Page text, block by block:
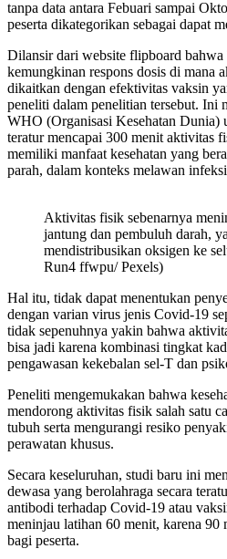
tanpa data antara Febuari sampai
peserta dikategorikan sebagai dapat
Dilansir dari website flipboard
kemungkinan respons dosis di mana
dikaitkan dengan efektivitas vaksin
peneliti dalam penelitian tersebut. Ini
WHO (Organisasi Kesehatan Dunia)
teratur mencapai 300 menit aktivitas
memiliki manfaat kesehatan yang
parah, dalam konteks melawan
Aktivitas fisik sebenarnya
jantung dan pembuluh darah,
mendistribusikan oksigen ke
Run4 ffwpu/ Pexels)
Hal itu, tidak dapat menentukan
dengan varian virus jenis Covid-19
tidak sepenuhnya yakin bahwa
bisa jadi karena kombinasi tingkat
pengawasan kekebalan sel-T dan
Peneliti mengemukakan bahwa
mendorong aktivitas fisik salah satu
tubuh serta mengurangi resiko
perawatan khusus.
Secara keseluruhan, studi baru ini
dewasa yang berolahraga secara
antibodi terhadap Covid-19 atau
meninjau latihan 60 menit, karena 90
bagi peserta.